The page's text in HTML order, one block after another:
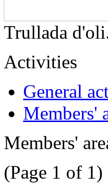
Trullada
Activities
General
Members'
Members'
(Page 1 of 1)